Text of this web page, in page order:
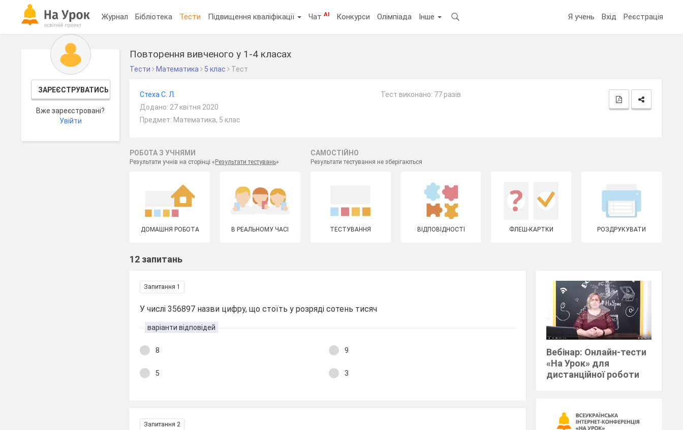
Журнал Бібліотека Тести Підвищення кваліфікації ЧатAI Конкурси Олімпіада Інше Я учень Вхід Реєстрація
ЗАРЕЄСТРУВАТИСЬ
Вже зареєстровані?
Увійти
Повторення вивченого у 1-4 класах
Тести Математика 5 клас Тест
Стеха С. Л.
Додано: 27 квітня 2020
Предмет: Математика, 5 клас
Тест виконано: 77 разів
РОБОТА З УЧНЯМИ
Результати учнів на сторінці « Результати тестувань»
САМОСТІЙНО
Результати тестування не зберігаються
ДОМАШНЯ РОБОТА В РЕАЛЬНОМУ ЧАСІ ТЕСТУВАННЯ ВІДПОВІДНОСТІ ФЛЕШ-КАРТКИ РОЗДРУКУВАТИ
12 запитань
Запитання 1
У числі 356897 назви цифру, що стоїть у розряді сотень тисяч
варіанти відповідей
8 9
5 3
Запитання 2
Вебінар: Онлайн-тести
«На Урок» для
дистанційної роботи